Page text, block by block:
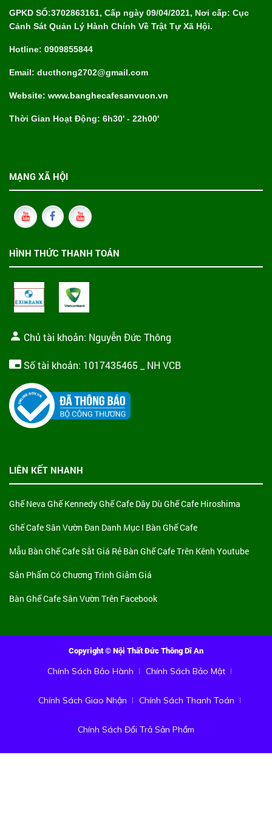
GPKD SỐ:3702863161, Cấp ngày 09/04/2021, Nơi cấp: Cục
Cảnh Sát Quản Lý Hành Chính Về Trật Tự Xã Hội.
Hotline: 0909855844
Email: ducthong2702@gmail.com
Website: www.banghecafesanvuon.vn
Thời Gian Hoạt Động: 6h30' - 22h00'
MẠNG XÃ HỘI
HÌNH THỨC THANH TOÁN
Chủ tài khoản: Nguyễn Đức Thông
Số tài khoản: 1017435465 _ NH VCB
LIÊN KẾT NHANH
Ghế Neva Ghế KennedyGhế Cafe Dây Dù Ghế Cafe Hiroshima
Ghế Cafe Sân Vườn Đan Danh Mục I Bàn Ghế Cafe
Mẫu Bàn Ghế Cafe Sắt Giá Rẻ Bàn Ghế Cafe Trên Kênh Youtube
Sản Phẩm Có Chương Trình Giảm Giá
Bàn Ghế Cafe Sân Vườn Trên Facebook
Copyright © Nội Thất Đức Thông Dĩ An
Chính Sách Bảo Hành Chính Sách Bảo Mật
Chính Sách Giao Nhận Chính Sách Thanh Toán
Chính Sách Đổi Trả Sản Phẩm